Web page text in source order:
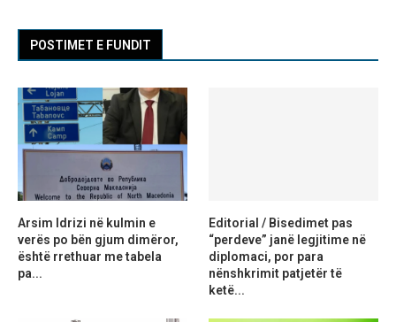
POSTIMET E FUNDIT
Arsim Idrizi në kulmin e
verës po bën gjum dimëror,
është rrethuar me tabela
pa...
Editorial / Bisedimet pas
“perdeve” janë legjitime në
diplomaci, por para
nënshkrimit patjetër të
ketë...